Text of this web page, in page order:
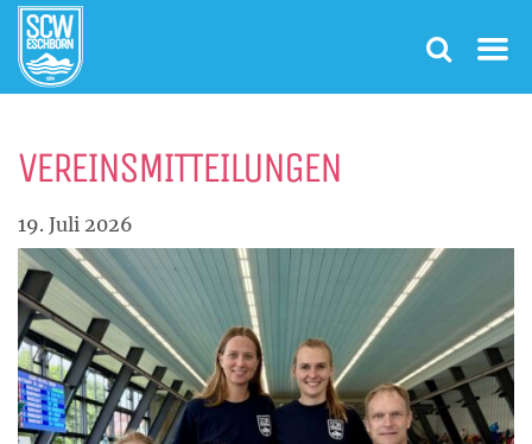
VEREINSMITTEILUNGEN
19. Juli 2026